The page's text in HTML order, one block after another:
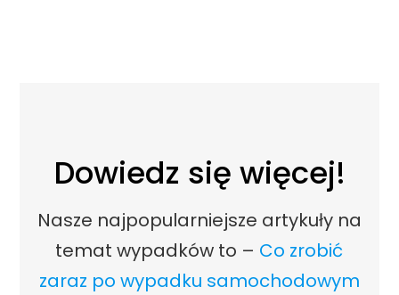
Dowiedz się więcej!
Nasze najpopularniejsze artykuły na
temat wypadków to – Co zrobić
zaraz po wypadku samochodowym